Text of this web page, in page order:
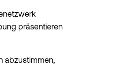
präsentieren
abzustimmen,